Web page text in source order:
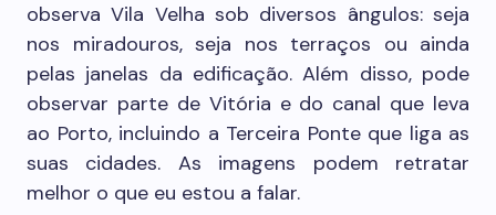
observa Vila Velha sob diversos ângulos: seja
nos miradouros, seja nos terraços ou ainda
pelas janelas da edificação. Além disso, pode
observar parte de Vitória e do canal que leva
ao Porto, incluindo a Terceira Ponte que liga as
suas cidades. As imagens podem retratar
melhor o que eu estou a falar.